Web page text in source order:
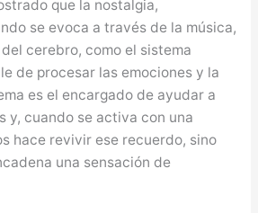
que la nostalgia,
se evoca a través de la música,
cerebro, como el sistema
de procesar las emociones y la
es el encargado de ayudar a
y, cuando se activa con una
hace revivir ese recuerdo, sino
una sensación de